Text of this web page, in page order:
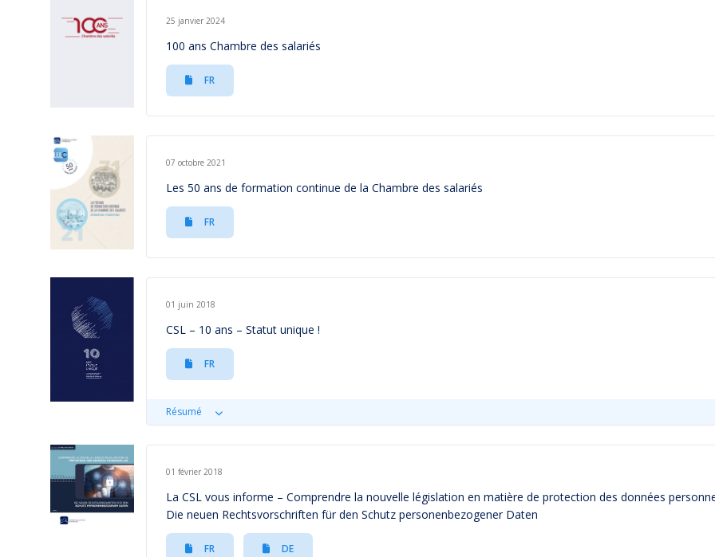
25 janvier 2024
100 ans Chambre des salariés
FR
07 octobre 2021
Les 50 ans de formation continue de la Chambre des salariés
FR
01 juin 2018
CSL – 10 ans – Statut unique !
FR
Résumé
01 février 2018
La CSL vous informe – Comprendre la nouvelle législation en matière de protection des données
Die neuen Rechtsvorschriften für den Schutz personenbezogener Daten
FR DE